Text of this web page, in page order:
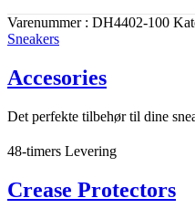
Varenummer DH4402-100
Sneakers
Accesories
Det perfekte tilbehør til dine
48-timers Levering
Crease Protectors